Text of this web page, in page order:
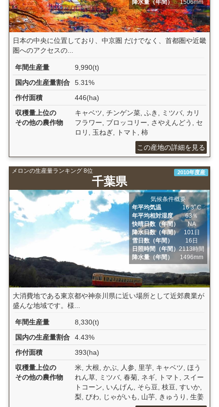
降水量（年間）
1506mm
日本の中央に位置しており、中京圏 だけでなく、首都圏や近畿
圏へのアクセスの...
年間生産量
9,990(t)
国内の生産量割合
5.31%
作付面積
446(ha)
収穫量上位の
その他の農作物
キャベツ, チンゲン菜, ふき, ミツバ, カリ
フラワー, ブロッコリー, さやえんどう, セ
ロリ, 玉ねぎ, トマト, 柿
この産地の詳細を見る
メロンの生産量ランキング 8位
千葉県
2010年度産
気候条件概要
年平均気温
16.3ﾟC
年平均相対湿度
63％
快晴日数（年間）
NA
降水日数（年間）
101日
雪日数（年間）
16日
日照時間（年間）2113時間
降水量（年間）
1496mm
大消費地である東京都や神奈川県に近い場所として近郊農業が
盛んな地域です。様...
年間生産量
8,330(t)
国内の生産量割合
4.43%
作付面積
393(ha)
収穫量上位の
その他の農作物
米, 大根, かぶ, 人参, 里芋, キャベツ, ほう
れん草, ミツバ, 春菊, ネギ, トマト, スイー
トコーン, いんげん, そら豆, 枝豆, すいか,
梨, びわ, じゃがいも, 山芋, きゅうり, 生姜